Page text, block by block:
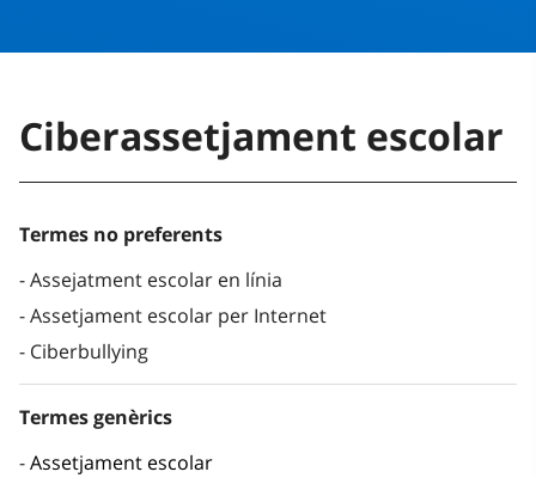
Ciberassetjament escolar
Termes no preferents
Assejatment escolar en línia
Assetjament escolar per Internet
Ciberbullying
Termes genèrics
Assetjament escolar